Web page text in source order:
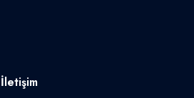
İletişim